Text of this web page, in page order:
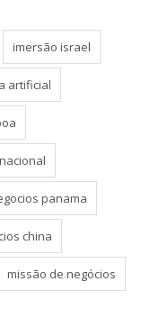
imersão israel
artificial
panama
china
missão de negócios